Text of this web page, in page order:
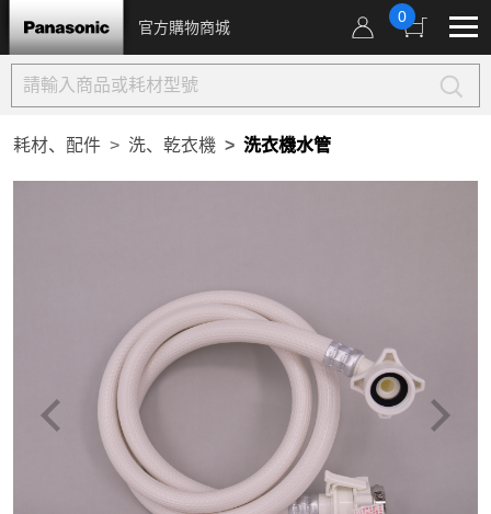
官方購物商城
0
耗材、配件 洗、乾衣機 洗衣機水管